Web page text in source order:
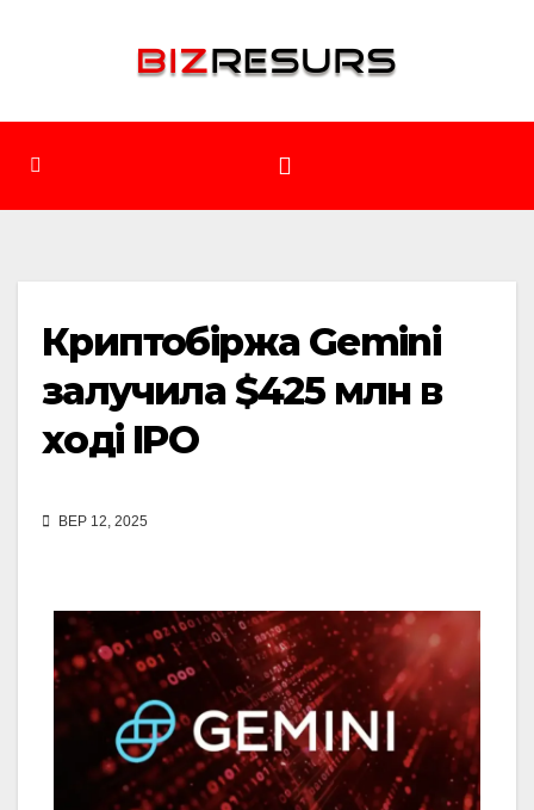
Криптобіржа Gemini
залучила $425 млн в
ході IPO
ВЕР 12, 2025